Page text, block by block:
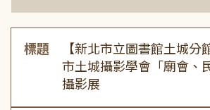
標題
【新北市立圖書館土城分
市土城攝影學會「廟會、
攝影展